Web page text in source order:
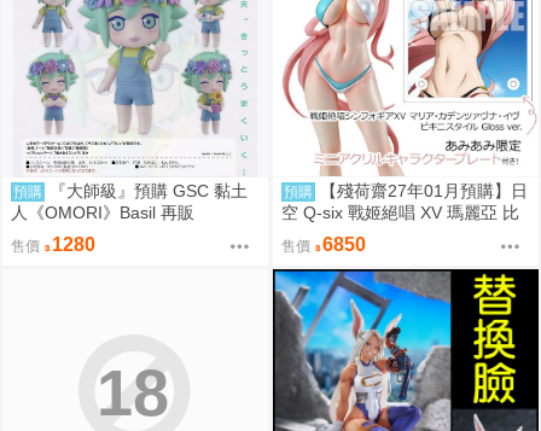
預購
『大師級』預購 GSC 黏土
人《OMORI》Basil 再販
售價 1280
預購
【殘荷齋27年01月預購】日
空 Q-six 戰姬絕唱 XV 瑪麗亞 比
基尼Ver 1/7 油光版
售價 6850
18